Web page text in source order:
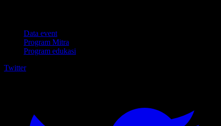
Data event
Program Mitra
Program edukasi
Twitter